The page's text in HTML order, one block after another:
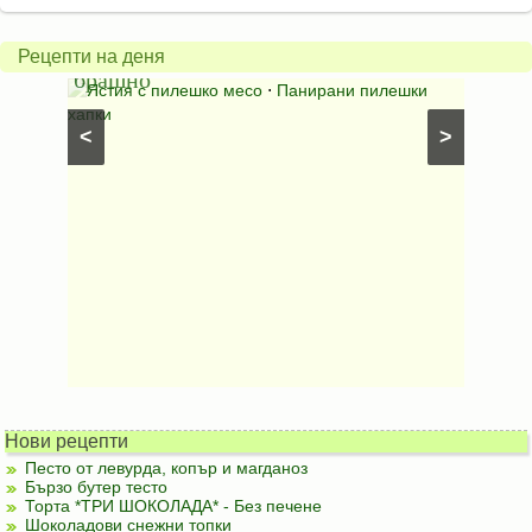
Рецепти на деня
>
<
сметана
и
гъби
Свинско с гъби⋅ Ястия със свинско месо⋅
Ястия с гъби
Нови рецепти
Песто от левурда, копър и магданоз
Бързо бутер тесто
Торта *ТРИ ШОКОЛАДА* - Без печене
Шоколадови снежни топки